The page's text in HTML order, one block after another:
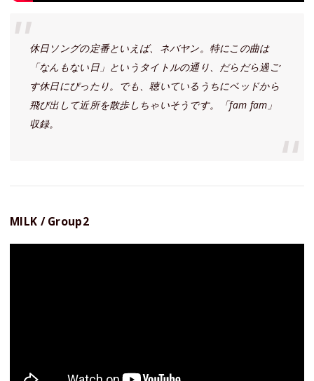
休日ソングの定番といえば、ネバヤン。特にこの曲は
「なんもない日」というタイトルの通り、だらだら過ご
す休日にぴったり。でも、聴いているうちにベッドから
飛び出して近所を散歩しちゃいそうです。「fam fam」
収録。
MILK / Group2